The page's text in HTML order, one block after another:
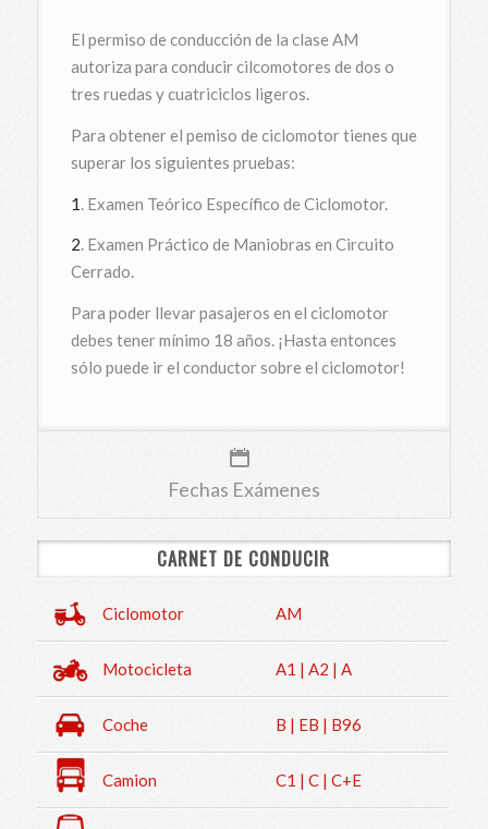
El permiso de conducción de la clase AM
autoriza para conducir cilcomotores de dos o
tres ruedas y cuatriciclos ligeros.
Para obtener el pemiso de ciclomotor tienes que
superar los siguientes pruebas:
1 . Examen Teórico Específico de Ciclomotor.
2. Examen Práctico de Maniobras en Circuito
Cerrado.
Para poder llevar pasajeros en el ciclomotor
debes tener mínimo 18 años. ¡Hasta entonces
sólo puede ir el conductor sobre el ciclomotor!
Fechas Exámenes
CARNET DE CONDUCIR
Ciclomotor AM
Motocicleta A1 | A2 | A
Coche B | EB | B96
Camion C1 | C | C+E